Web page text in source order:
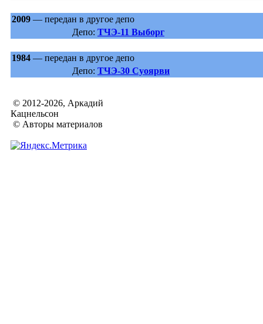
2009 — передан в другое депо
Депо: ТЧЭ-11 Выборг
1984 — передан в другое депо
Депо: ТЧЭ-30 Суоярви
© 2012-2026, Аркадий
Кацнельсон
© Авторы материалов